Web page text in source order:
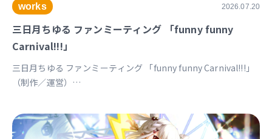
works 2026.07.20
三日月ちゆる ファンミーティング 「funny funny
Carnival!!!」
三日月ちゆる ファンミーティング 「funny funny Carnival!!!」
（制作／運営）